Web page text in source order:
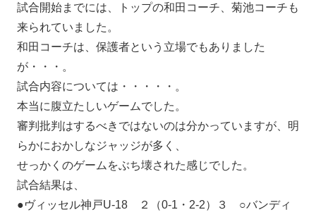
試合開始までには、トップの和田コーチ、菊池コーチも
来られていました。
和田コーチは、保護者という立場でもありました
が・・・。
試合内容については・・・・・。
本当に腹立たしいゲームでした。
審判批判はするべきではないのは分かっていますが、明
らかにおかしなジャッジが多く、
せっかくのゲームをぶち壊された感じでした。
試合結果は、
●ヴィッセル神戸U-18 ２（0-1・2-2）３ ○バンディ